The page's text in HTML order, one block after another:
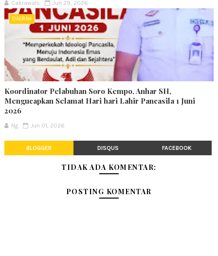
Cakrawals Jun 29, 2026
DAERAH
Koordinator Pelabuhan Soro Kempo, Anhar SH,
Mengucapkan Selamat Hari hari Lahir Pancasila 1 Juni
2026
Ng Jun 01, 2026
BLOGGER DISQUS FACEBOOK
TIDAK ADA KOMENTAR:
POSTING KOMENTAR